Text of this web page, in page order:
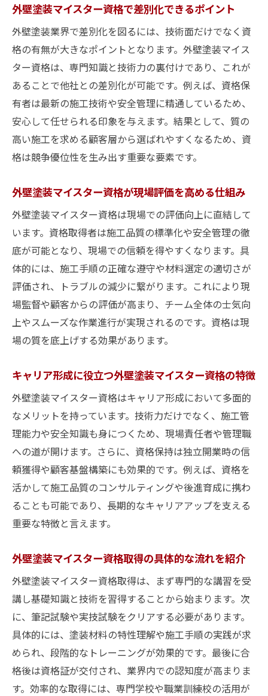
外壁塗装マイスター資格で差別化できるポイント
外壁塗装業界で差別化を図るには、技術面だけでなく資
格の有無が大きなポイントとなります。外壁塗装マイス
ター資格は、専門知識と技術力の裏付けであり、これが
あることで他社との差別化が可能です。例えば、資格保
有者は最新の施工技術や安全管理に精通しているため、
安心して任せられる印象を与えます。結果として、質の
高い施工を求める顧客層から選ばれやすくなるため、資
格は競争優位性を生み出す重要な要素です。
外壁塗装マイスター資格が現場評価を高める仕組み
外壁塗装マイスター資格は現場での評価向上に直結して
います。資格取得者は施工品質の標準化や安全管理の徹
底が可能となり、現場での信頼を得やすくなります。具
体的には、施工手順の正確な遵守や材料選定の適切さが
評価され、トラブルの減少に繋がります。これにより現
場監督や顧客からの評価が高まり、チーム全体の士気向
上やスムーズな作業進行が実現されるのです。資格は現
場の質を底上げする効果があります。
キャリア形成に役立つ外壁塗装マイスター資格の特徴
外壁塗装マイスター資格はキャリア形成において多面的
なメリットを持っています。技術力だけでなく、施工管
理能力や安全知識も身につくため、現場責任者や管理職
への道が開けます。さらに、資格保持は独立開業時の信
頼獲得や顧客基盤構築にも効果的です。例えば、資格を
活かして施工品質のコンサルティングや後進育成に携わ
ることも可能であり、長期的なキャリアアップを支える
重要な特徴と言えます。
外壁塗装マイスター資格取得の具体的な流れを紹介
外壁塗装マイスター資格取得は、まず専門的な講習を受
講し基礎知識と技術を習得することから始まります。次
に、筆記試験や実技試験をクリアする必要があります。
具体的には、塗装材料の特性理解や施工手順の実践が求
められ、段階的なトレーニングが効果的です。最後に合
格後は資格証が交付され、業界内での認知度が高まりま
す。効率的な取得には、専門学校や職業訓練校の活用が